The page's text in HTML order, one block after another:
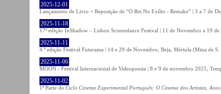
2025-12-01
Lançamento de Livro + Reposição de “O Rei No Exílio - Remake” | 3 a 7 de
2025-11-18
17ª edição InShadow – Lisbon Screendance Festival | 11 de Novembro a 19
2025-11-11
4.ª edição Festival Futurama | 14 e 29 de Novembro, Beja, Mértola (Mina de
2025-11-06
MOON - Festival Internacional de Videopoesia | 8 e 9 de novembro 2025,
2025-11-02
1ª Parte do Ciclo Cinema Experimental Português: O Cinema dos Artistas,